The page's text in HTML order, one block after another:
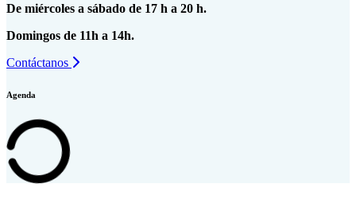
De miércoles a sábado de 17 h a 20 h.
Domingos de 11h a 14h.
Contáctanos
Agenda